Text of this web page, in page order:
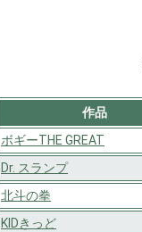
作品
ボギーTHE GREAT
Dr. スランプ
北斗の拳
KIDきっど